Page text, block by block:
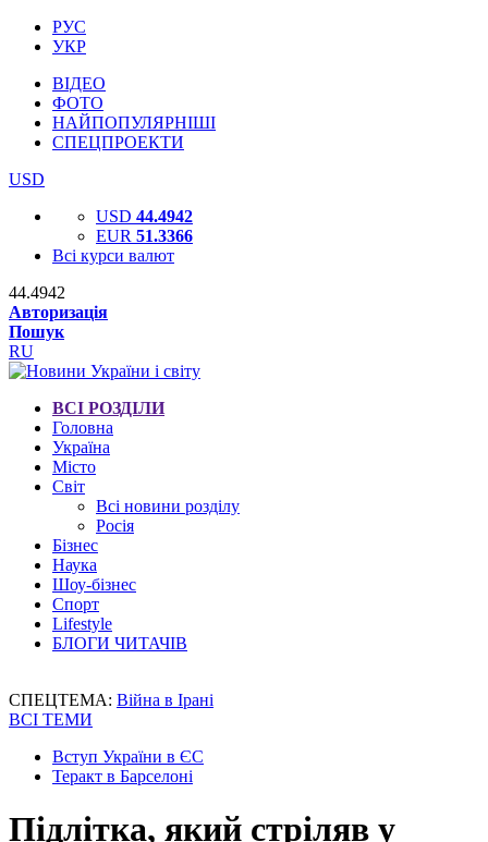
РУС
УКР
ВІДЕО
ФОТО
НАЙПОПУЛЯРНІШІ
СПЕЦПРОЕКТИ
USD
USD 44.4942
EUR 51.3366
Всі курси валют
44.4942
Авторизація
Пошук
RU
ВСІ РОЗДІЛИ
Головна
Україна
Місто
Світ
Всі новини розділу
Росія
Бізнес
Наука
Шоу-бізнес
Спорт
Lifestyle
БЛОГИ ЧИТАЧІВ
СПЕЦТЕМА: Війна в Ірані
ВСІ ТЕМИ
Вступ України в ЄС
Теракт в Барселоні
Підлітка, який стріляв у